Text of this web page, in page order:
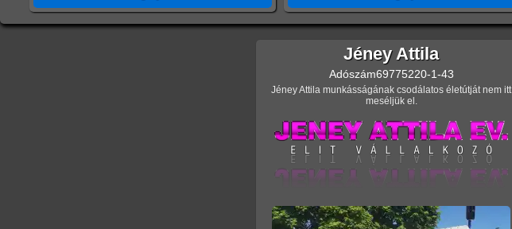
Jéney Attila
Adószám69775220-1-43
Jéney Attila munkásságának csodálatos életútját nem itt
meséljük el.